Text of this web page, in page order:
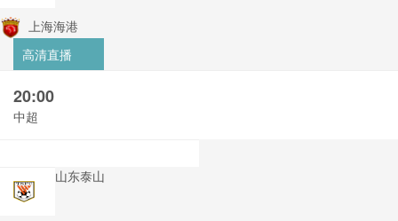
上海海港
高清直播
20:00
中超
山东泰山